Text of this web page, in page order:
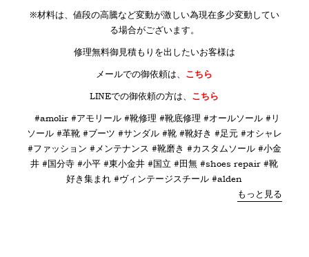
※材料は、値段の高騰など変動が激しい為現在多少変動してい
る場合がございます。
修理無料御見積もりを出したいお客様は
メールでの御依頼は、 こちら
LINEでの御依頼の方は、 こちら
#amolir #アモリール #靴修理 #靴底修理 #オールソール #リ
ソール #革靴 #ブーツ #サンダル #靴 #靴好き #足元 #オシャレ
#ファッション #メンテナンス #靴磨き #カスタムソール #小金
井 #国分寺 #小平 #東小金井 #国立 #田無 #shoes repair #靴
好き集まれ #ヴィンテージスチール #alden
もっと見る